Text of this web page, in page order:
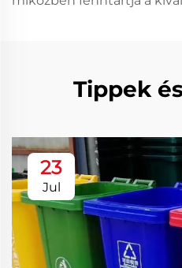
Tippek
23
Jul